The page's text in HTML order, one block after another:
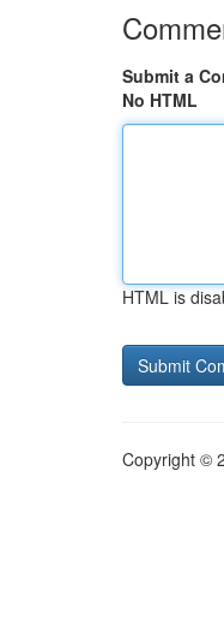
Submit a
No HTML
HTML is
Copyright ©